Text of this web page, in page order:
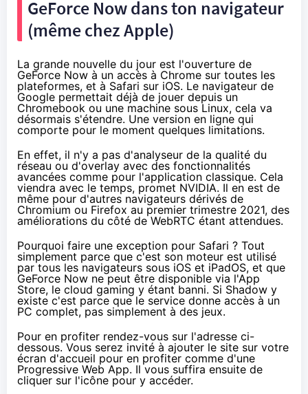
GeForce Now dans ton navigateur
(même chez Apple)
La grande nouvelle du jour est l'ouverture de
GeForce Now à un accès à Chrome sur toutes les
plateformes, et à Safari sur iOS. Le navigateur de
Google permettait déjà de jouer depuis un
Chromebook ou une machine sous Linux, cela va
désormais s'étendre. Une version en ligne qui
comporte pour le moment quelques limitations.
En effet, il n'y a pas d'analyseur de la qualité du
réseau ou d'overlay avec des fonctionnalités
avancées comme pour l'application classique. Cela
viendra avec le temps, promet NVIDIA. Il en est de
même pour d'autres navigateurs dérivés de
Chromium ou Firefox au premier trimestre 2021, des
améliorations du côté de WebRTC étant attendues.
Pourquoi faire une exception pour Safari ? Tout
simplement parce que c'est son moteur est utilisé
par tous les navigateurs sous iOS et iPadOS, et que
GeForce Now ne peut être disponible via l'App
Store, le cloud gaming y étant banni. Si Shadow y
existe c'est parce que le service donne accès à un
PC complet, pas simplement à des jeux.
Pour en profiter rendez-vous sur l'adresse ci-
dessous. Vous serez invité à ajouter le site sur votre
écran d'accueil pour en profiter comme d'une
Progressive Web App. Il vous suffira ensuite de
cliquer sur l'icône pour y accéder.